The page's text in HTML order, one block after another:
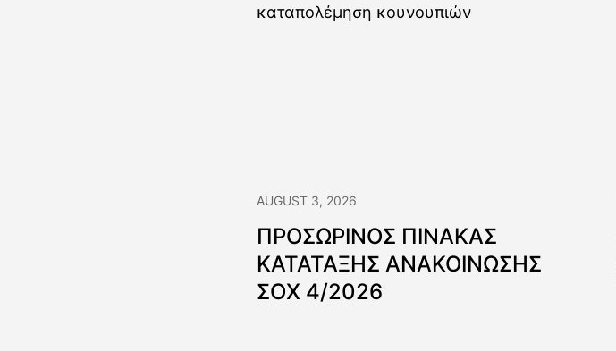
AUGUST 3, 2026
ΠΡΟΣΩΡΙΝΟΣ ΠΙΝΑΚΑΣ
ΚΑΤΑΤΑΞΗΣ ΑΝΑΚΟΙΝΩΣΗΣ
ΣΟΧ 4/2026